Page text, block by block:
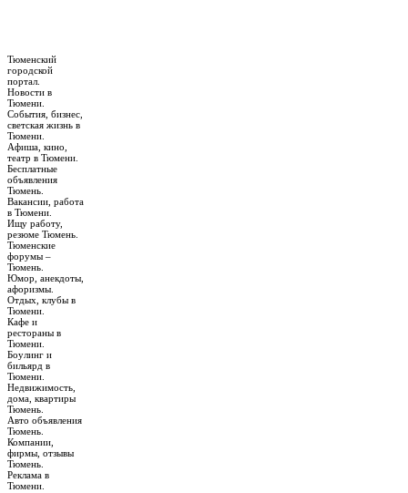
Тюменский
городской
портал.
Новости в
Тюмени.
События, бизнес,
светская жизнь в
Тюмени.
Афиша, кино,
театр в Тюмени.
Бесплатные
объявления
Тюмень.
Вакансии, работа
в Тюмени.
Ищу работу,
резюме Тюмень.
Тюменские
форумы –
Тюмень.
Юмор, анекдоты,
афоризмы.
Отдых, клубы в
Тюмени.
Кафе и
рестораны в
Тюмени.
Боулинг и
бильярд в
Тюмени.
Недвижимость,
дома, квартиры
Тюмень.
Авто объявления
Тюмень.
Компании,
фирмы, отзывы
Тюмень.
Реклама в
Тюмени.